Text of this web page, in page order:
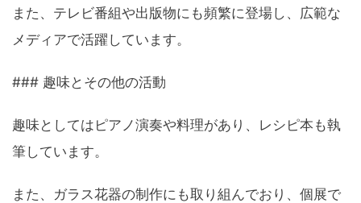
また、テレビ番組や出版物にも頻繁に登場し、広範な
メディアで活躍しています。
### 趣味とその他の活動
趣味としてはピアノ演奏や料理があり、レシピ本も執
筆しています。
また、ガラス花器の制作にも取り組んでおり、個展で